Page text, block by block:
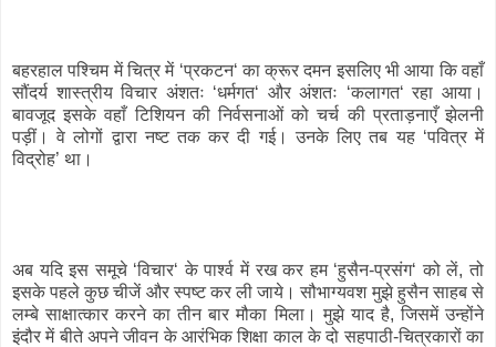
बहरहाल पश्चिम में चित्र में ‘प्रकटन‘ का क्रूर दमन इसलिए भी आया कि वहाँ
सौंदर्य शास्त्रीय विचार अंशतः ‘धर्मगत‘ और अंशतः ‘कलागत‘ रहा आया।
बावजूद इसके वहाँ टिशियन की निर्वसनाओं को चर्च की प्रताड़नाएँ झेलनी
पड़ीं। वे लोगों द्वारा नष्ट तक कर दी गई। उनके लिए तब यह ‘पवित्र में
विद्रोह’ था।
अब यदि इस समूचे ‘विचार‘ के पार्श्व में रख कर हम ‘हुसैन-प्रसंग‘ को लें, तो
इसके पहले कुछ चीजें और स्पष्ट कर ली जाये। सौभाग्यवश मुझे हुसैन साहब से
लम्बे साक्षात्कार करने का तीन बार मौका मिला। मुझे याद है, जिसमें उन्होंने
इंदौर में बीते अपने जीवन के आरंभिक शिक्षा काल के दो सहपाठी-चित्रकारों का